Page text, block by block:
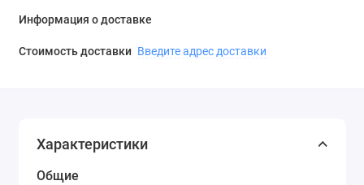
Информация о доставке
Стоимость доставки Введите адрес доставки
Характеристики
Общие